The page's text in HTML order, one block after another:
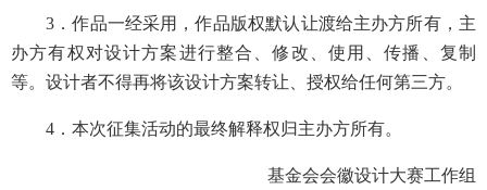
3．作品一经采用，作品版权默认让渡给主办方所有，主
办方有权对设计方案进行整合、修改、使用、传播、复制
等。设计者不得再将该设计方案转让、授权给任何第三方。
4．本次征集活动的最终解释权归主办方所有。
基金会会徽设计大赛工作组